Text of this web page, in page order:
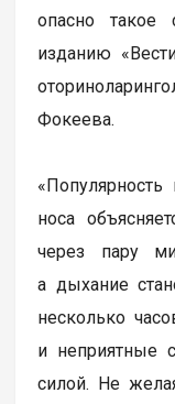
опасно такое
изданию
Фокеева.
носа
через пару
а дыхание
несколько
и неприятные
силой. Не